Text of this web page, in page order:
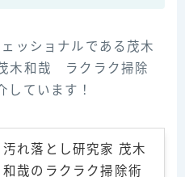
ッショナルである茂木
木和哉 ラクラク掃除
しています！
汚れ落とし研究家 茂木
和哉のラクラク掃除術